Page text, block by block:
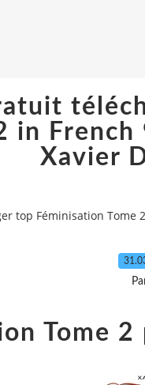
in
Xavier
top Féminisation Tome
Tome